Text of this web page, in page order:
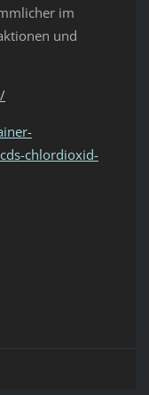
im
und
chlordioxid-